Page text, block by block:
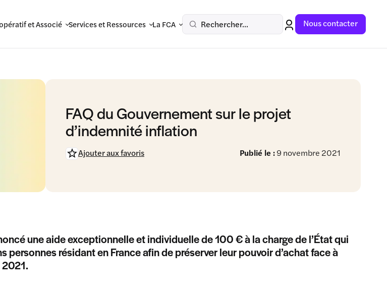
et Associé Services et Ressources La FCA Rechercher... Nous contacter
FAQ du Gouvernement sur le projet
d’indemnité inflation
Publié le :9 novembre 2021
Ajouter aux favoris
une aide exceptionnelle et individuelle de 100 € à la charge de l’État qui
personnes résidant en France afin de préserver leur pouvoir d’achat face à